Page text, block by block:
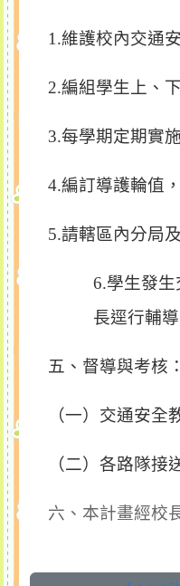
1.維護校內交通
2.編組學生上、
3.每學期定期實
4.編訂導護輪值
5.請轄區內分局
6.學生發
長逕行輔
五、督導與考核：
（一）交通安全
（二）各路隊接
六、本計畫經校